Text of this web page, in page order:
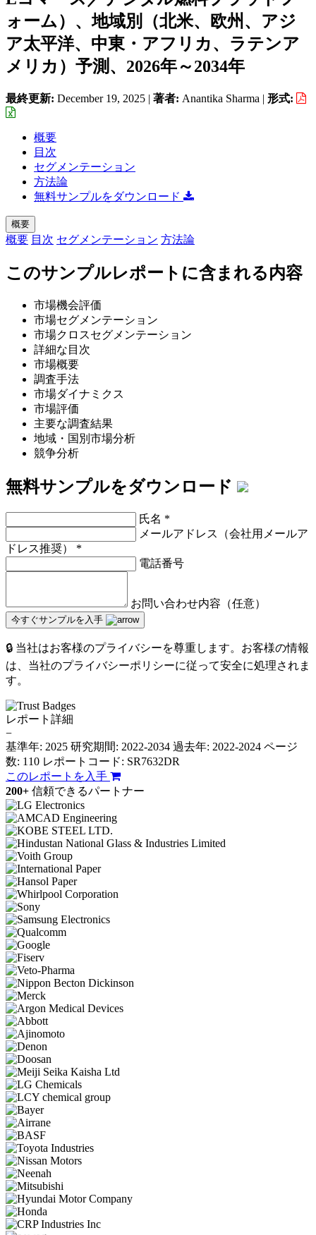
ォーム）、地域別（北米、欧州、アジ
ア太平洋、中東・アフリカ、ラテンア
メリカ）予測、2026年～2034年
最終更新: December 19, 2025 | 著者: Anantika Sharma | 形式:
概要
目次
セグメンテーション
方法論
無料サンプルをダウンロード
概要
概要 目次 セグメンテーション 方法論
このサンプルレポートに含まれる内容
市場機会評価
市場セグメンテーション
市場クロスセグメンテーション
詳細な目次
市場概要
調査手法
市場ダイナミクス
市場評価
主要な調査結果
地域・国別市場分析
競争分析
無料サンプルをダウンロード
氏名 *
メールアドレス（会社用メールア
ドレス推奨） *
電話番号
お問い合わせ内容（任意）
今すぐサンプルを入手
🔒 当社はお客様のプライバシーを尊重します。お客様の情報
は、当社のプライバシーポリシーに従って安全に処理されま
す。
レポート詳細
−
基準年: 2025 研究期間: 2022-2034 過去年: 2022-2024 ページ
数: 110 レポートコード: SR7632DR
このレポートを入手
200+ 信頼できるパートナー